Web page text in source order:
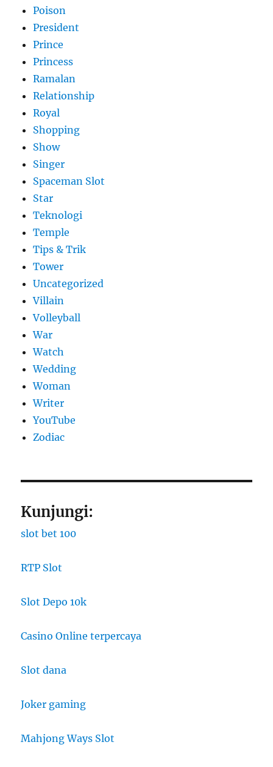
Poison
President
Prince
Princess
Ramalan
Relationship
Royal
Shopping
Show
Singer
Spaceman Slot
Star
Teknologi
Temple
Tips & Trik
Tower
Uncategorized
Villain
Volleyball
War
Watch
Wedding
Woman
Writer
YouTube
Zodiac
Kunjungi:
slot bet 100
RTP Slot
Slot Depo 10k
Casino Online terpercaya
Slot dana
Joker gaming
Mahjong Ways Slot